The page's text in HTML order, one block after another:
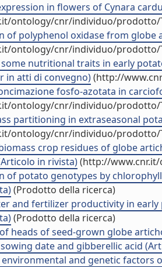
in flowers of Cynara
ontology/cnr/individuo/prodotto/
of polyphenol oxidase from
ontology/cnr/individuo/prodotto/
nutritional traits in early
in atti di convegno)(http://
fosfo-azotata in
ontology/cnr/individuo/prodotto/
partitioning in extraseasonal
ontology/cnr/individuo/prodotto/
crop residues of globe
in rivista)(http://
of potato genotypes by
(Prodotto della ricerca)
and fertilizer productivity in
(Prodotto della ricerca)
heads of seed-grown globe
date and gibberellic acid
and genetic factors